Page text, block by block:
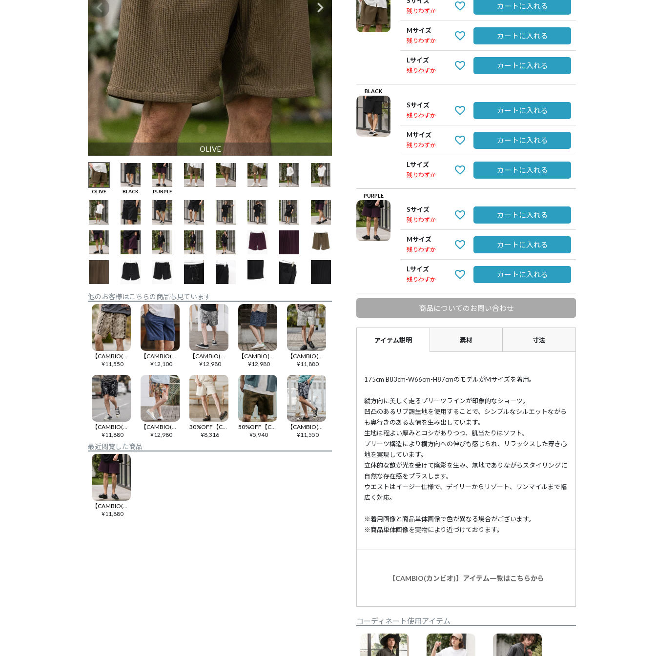
OLIVE
OLIVE BLACK PURPLE
他のお客様はこちらの商品も見ています
【CAMBIO(カンビオ)】 African Batik Short Pants ショートパンツ(CAM26SS-009)
¥11,550
【CAMBIO(カンビオ)】Punching Short Pants ショートパンツ(CAM26SS-007)
¥12,100
【CAMBIO(カンビオ)】Gothic Jacquard Short Pants ショートパンツ(CAM26SS-005)
¥12,980
【CAMBIO(カンビオ)】Paisley Denim Short Pants ショートパンツ(CAM26SS-013)
¥12,980
【CAMBIO(カンビオ)】Floral Jacquard Denim Short Pants ショートパンツ(CAM26SS-003)
¥11,880
【CAMBIO(カンビオ)】Classic Leaf Pattern Jacquard Short Pants ショートパンツ(CAM26SS-011)
¥11,880
【CAMBIO(カンビオ)】Art Piece Gobelin Short Pants ショートパンツ(CAM26SS-006)
¥12,980
30%OFF【CAMBIO(カンビオ)】Jacquard Short Pants ショートパンツ(CAM26SS-030)
¥8,316
50%OFF【CAMBIO(カンビオ)】Graphic Art Short Pants ショートパンツ(CAM25SS-004)
¥5,940
【CAMBIO(カンビオ)】Lightweight Fabric Classic Paisley Short Pants ショートパンツ(CAM26SS-004)
¥11,550
最近閲覧した商品
【CAMBIO(カンビオ)】Pleats Short Pants ショートパンツ(CAM26SS-010)
¥11,880
残りわずか
カートに入れる
Mサイズ
残りわずか
カートに入れる
Lサイズ
残りわずか
カートに入れる
BLACK
Sサイズ
残りわずか
カートに入れる
Mサイズ
残りわずか
カートに入れる
Lサイズ
残りわずか
カートに入れる
PURPLE
Sサイズ
残りわずか
カートに入れる
Mサイズ
残りわずか
カートに入れる
Lサイズ
残りわずか
カートに入れる
商品についてのお問い合わせ
アイテム説明 素材 寸法
175cm B83cm-W66cm-H87cmのモデルがMサイズを着用。
縦方向に美しく走るプリーツラインが印象的なショーツ。
凹凸のあるリブ調生地を使用することで、シンプルなシルエットながら
も奥行きのある表情を生み出しています。
生地は程よい厚みとコシがありつつ、肌当たりはソフト。
プリーツ構造により横方向への伸びも感じられ、リラックスした穿き心
地を実現しています。
立体的な畝が光を受けて陰影を生み、無地でありながらスタイリングに
自然な存在感をプラスします。
ウエストはイージー仕様で、デイリーからリゾート、ワンマイルまで幅
広く対応。
※着用画像と商品単体画像で色が異なる場合がございます。
※商品単体画像を実物により近づけております。
【CAMBIO(カンビオ)】アイテム一覧はこちらから
コーディネート使用アイテム